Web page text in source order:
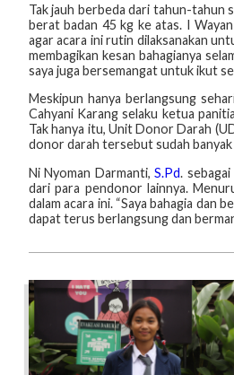
Tak jauh berbeda dari tahun-tahun
berat badan 45 kg ke atas. I
agar acara ini rutin dilaksanakan
membagikan kesan bahagianya
saya juga bersemangat untuk ikut
Meskipun hanya berlangsung
Cahyani Karang selaku ketua
Tak hanya itu, Unit Donor Darah
donor darah tersebut sudah
Ni Nyoman Darmanti,S.Pd.
dari para pendonor lainnya.
dalam acara ini. “Saya bahagia dan
dapat terus berlangsung dan